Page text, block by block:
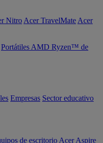
Nitro Acer TravelMate Acer
Portátiles AMD Ryzen™ de
Empresas Sector educativo
de escritorio Acer Aspire